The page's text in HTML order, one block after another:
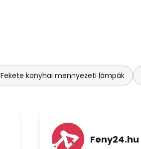
Fekete konyhai mennyezeti lámpák
Feny24.hu